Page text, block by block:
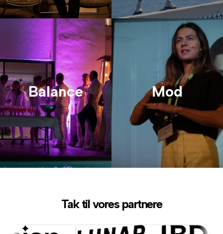
Balance Mod
Tak til vores partnere